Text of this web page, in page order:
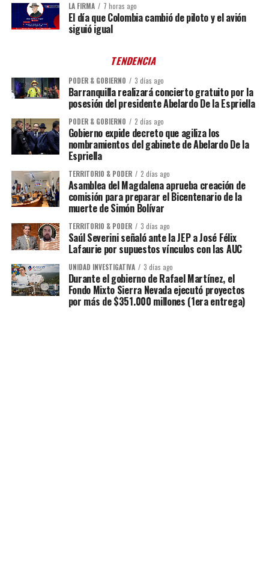
LA FIRMA 7 horas ago
El día que Colombia cambió de piloto y el avión
siguió igual
TENDENCIA
PODER & GOBIERNO 3 días ago
Barranquilla realizará concierto gratuito por la
posesión del presidente Abelardo De la Espriella
PODER & GOBIERNO 2 días ago
Gobierno expide decreto que agiliza los
nombramientos del gabinete de Abelardo De la
Espriella
TERRITORIO & PODER 2 días ago
Asamblea del Magdalena aprueba creación de
comisión para preparar el Bicentenario de la
muerte de Simón Bolívar
TERRITORIO & PODER 3 días ago
Saúl Severini señaló ante la JEP a José Félix
Lafaurie por supuestos vínculos con las AUC
UNIDAD INVESTIGATIVA 3 días ago
Durante el gobierno de Rafael Martínez, el
Fondo Mixto Sierra Nevada ejecutó proyectos
por más de $351.000 millones (1era entrega)